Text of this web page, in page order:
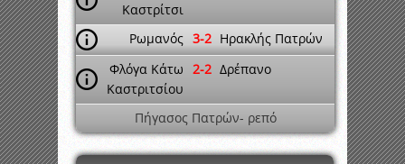
Καστρίτσι
Ρωμανός 3-2 Ηρακλής Πατρών
Φλόγα Κάτω
Καστριτσίου
2-2 Δρέπανο
Πήγασος Πατρών- ρεπό